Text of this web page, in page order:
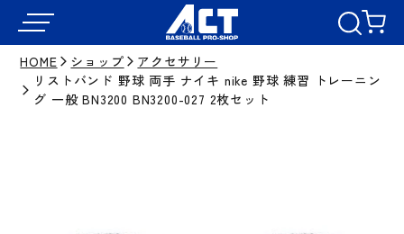
HOME ショップ
アクセサリー
リストバンド 野球 両手 ナイキ nike 野球 練習 トレーニン
グ 一般 BN3200 BN3200-027 2枚セット